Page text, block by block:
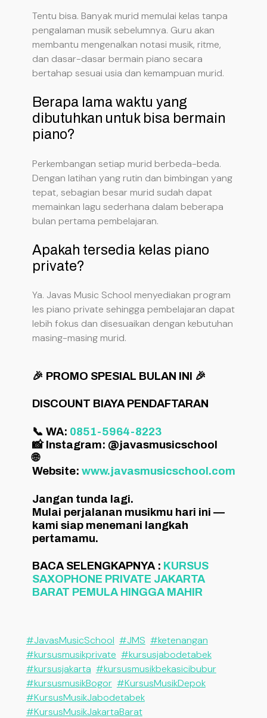
Tentu bisa. Banyak murid memulai kelas tanpa
pengalaman musik sebelumnya. Guru akan
membantu mengenalkan notasi musik, ritme,
dan dasar-dasar bermain piano secara
bertahap sesuai usia dan kemampuan murid.
Berapa lama waktu yang
dibutuhkan untuk bisa bermain
piano?
Perkembangan setiap murid berbeda-beda.
Dengan latihan yang rutin dan bimbingan yang
tepat, sebagian besar murid sudah dapat
memainkan lagu sederhana dalam beberapa
bulan pertama pembelajaran.
Apakah tersedia kelas piano
private?
Ya. Javas Music School menyediakan program
les piano private sehingga pembelajaran dapat
lebih fokus dan disesuaikan dengan kebutuhan
masing-masing murid.
🎉 PROMO SPESIAL BULAN INI 🎉
DISCOUNT BIAYA PENDAFTARAN
📞 WA: 0851-5964-8223
📸 Instagram: @javasmusicschool
🌐
Website: www.javasmusicschool.com
Jangan tunda lagi.
Mulai perjalanan musikmu hari ini —
kami siap menemani langkah
pertamamu.
BACA SELENGKAPNYA : KURSUS
SAXOPHONE PRIVATE JAKARTA
BARAT PEMULA HINGGA MAHIR
#JavasMusicSchool #JMS #ketenangan
#kursusmusikprivate #kursusjabodetabek
#kursusjakarta #kursusmusikbekasicibubur
#kursusmusikBogor #KursusMusikDepok
#KursusMusikJabodetabek
#KursusMusikJakartaBarat